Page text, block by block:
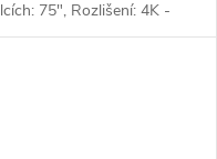
75", Rozlišení: 4K -
3840 × 2160, Typ